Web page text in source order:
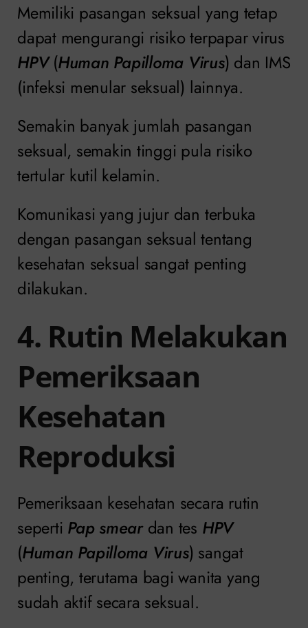
Memiliki pasangan seksual yang tetap
dapat mengurangi risiko terpapar virus
HPV(Human Papilloma Virus) dan IMS
(infeksi menular seksual) lainnya.
Semakin banyak jumlah pasangan
seksual, semakin tinggi pula risiko
tertular kutil kelamin.
Komunikasi yang jujur dan terbuka
dengan pasangan seksual tentang
kesehatan seksual sangat penting
dilakukan.
4. Rutin Melakukan
Pemeriksaan
Kesehatan
Reproduksi
Pemeriksaan kesehatan secara rutin
seperti Pap smeardan tes HPV
(Human Papilloma Virus) sangat
penting, terutama bagi wanita yang
sudah aktif secara seksual.